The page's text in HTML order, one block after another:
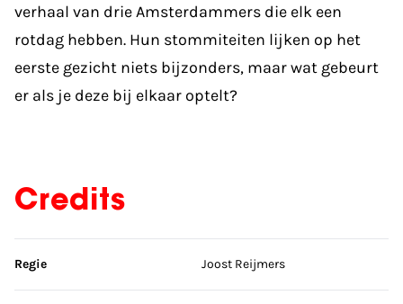
verhaal van drie Amsterdammers die elk een
rotdag hebben. Hun stommiteiten lijken op het
eerste gezicht niets bijzonders, maar wat gebeurt
er als je deze bij elkaar optelt?
Credits
Sla credits over
Regie Joost Reijmers